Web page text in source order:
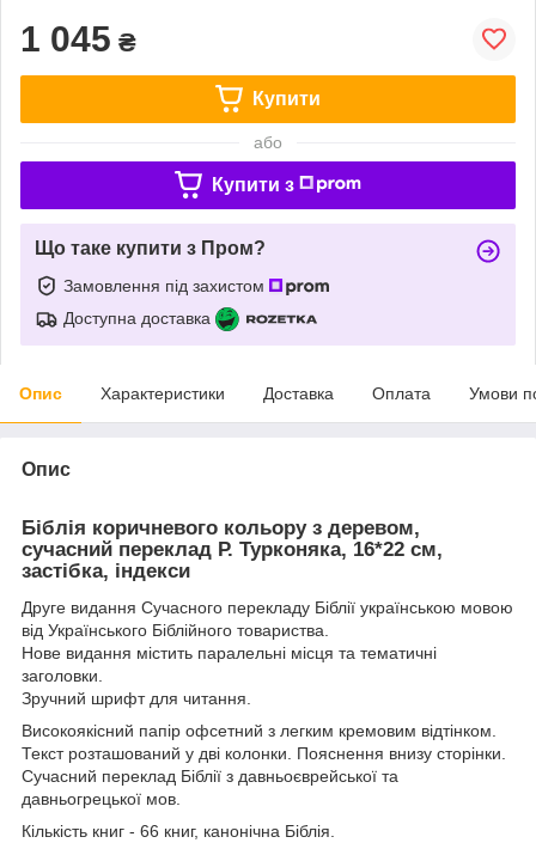
1 045 ₴
Купити
або
Купити з
Що таке купити з Пром?
Замовлення під захистом
Доступна доставка
Опис Характеристики Доставка Оплата Умови
Опис
Біблія коричневого кольору з деревом,
сучасний переклад Р. Турконяка, 16*22 см,
застібка, індекси
Друге видання Сучасного перекладу Біблії українською мовою
від Українського Біблійного товариства.
Нове видання містить паралельні місця та тематичні
заголовки.
Зручний шрифт для читання.
Високоякісний папір офсетний з легким кремовим відтінком.
Текст розташований у дві колонки. Пояснення внизу сторінки.
Сучасний переклад Біблії з давньоєврейської та
давньогрецької мов.
Кількість книг - 66 книг, канонічна Біблія.